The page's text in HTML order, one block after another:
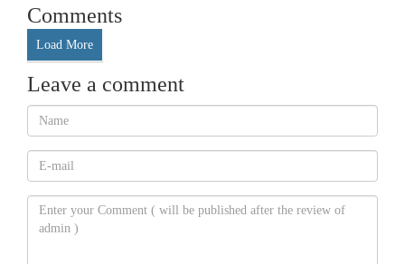
Comments
Load More
Leave a comment